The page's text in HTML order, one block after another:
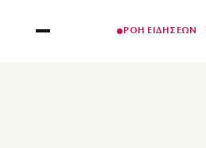
ΡΟΗ ΕΙΔΗΣΕΩΝ